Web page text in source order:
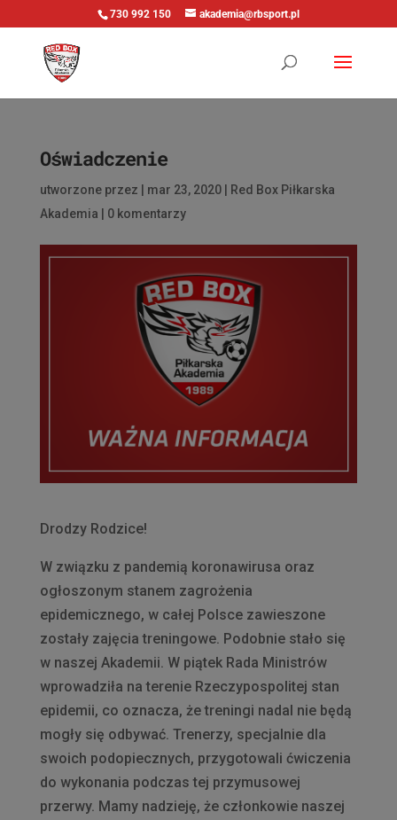
730 992 150 akademia@rbsport.pl
Oświadczenie
utworzone przez mar 23, 2020|
Red Box Piłkarska
Akademia
0 komentarzy
Drodzy Rodzice!
W związku z pandemią koronawirusa oraz
ogłoszonym stanem zagrożenia
epidemicznego, w całej Polsce zawieszone
zostały zajęcia treningowe. Podobnie stało się
w naszej Akademii. W piątek Rada Ministrów
wprowadziła na terenie Rzeczypospolitej stan
epidemii, co oznacza, że treningi nadal nie będą
mogły się odbywać. Trenerzy, specjalnie dla
swoich podopiecznych, przygotowali ćwiczenia
do wykonania podczas tej przymusowej
przerwy. Mamy nadzieję, że członkowie naszej